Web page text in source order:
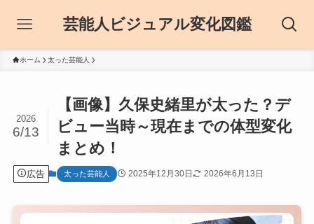
芸能人ビジュアル変化図鑑
ホーム 太った芸能人
【画像】久保史緒里が太った？デ
ビュー当時～現在までの体型変化
まとめ！
2026
6/13
広告 太った芸能人 2025年12月30日 2026年6月13日